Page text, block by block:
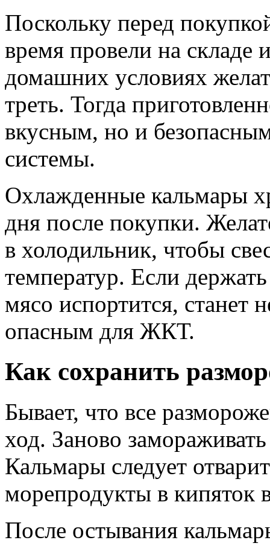
Поскольку перед
время провели на складе
домашних условиях
треть. Тогда
вкусным, но и
системы.
Охлажденные кальмары
дня после покупки.
в холодильник, чтобы
температур. Если
мясо испортится, станет
опасным для ЖКТ.
Как сохранить
Бывает, что все
ход. Заново
Кальмары следует
морепродукты в кипяток
После остывания